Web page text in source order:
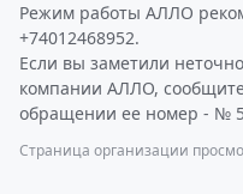
Режим работы АЛЛО
+74012468952.
Если вы заметили
компании АЛЛО,
обращении ее номер - №
Страница организации